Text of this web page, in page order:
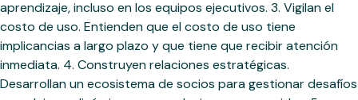
aprendizaje, incluso en los equipos ejecutivos. 3. Vigilan el
costo de uso. Entienden que el costo de uso tiene
implicancias a largo plazo y que tiene que recibir atención
inmediata. 4. Construyen relaciones estratégicas.
Desarrollan un ecosistema de socios para gestionar desafíos